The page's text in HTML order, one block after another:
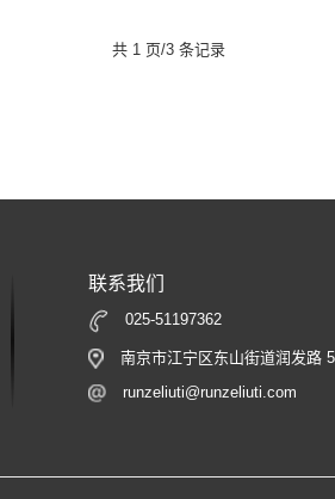
共 1 页/3 条记录
联系我们
025-51197362
南京市江宁区东山街道润发路
runzeliuti@runzeliuti.com